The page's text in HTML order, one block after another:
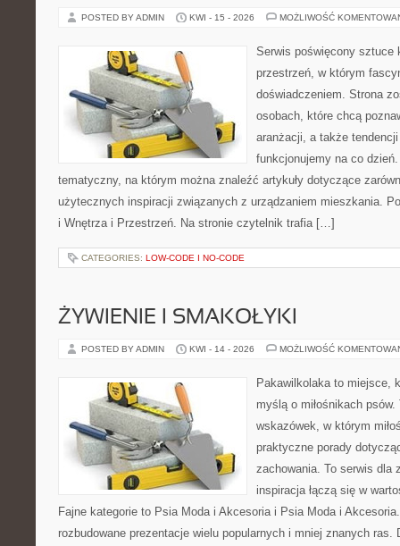
POSTED BY ADMIN KWI - 15 - 2026 MOŻLIWOŚĆ
Serwis poświęcony sztuce
przestrzeń, w którym
doświadczeniem. Strona
osobach, które chcą
aranżacji, a także
funkcjonujemy na co
tematyczny, na którym można znaleźć artykuły dotyczące
użytecznych inspiracji związanych z urządzaniem mieszkania.
i Wnętrza i Przestrzeń. Na stronie czytelnik trafia […]
CATEGORIES: LOW-CODE I NO-CODE
ŻYWIENIE I SMAKOŁYKI
POSTED BY ADMIN KWI - 14 - 2026 MOŻLIWOŚĆ
Pakawilkolaka to miejsce,
myślą o miłośnikach
wskazówek, w którym
praktyczne porady
zachowania. To serwis dla
inspiracja łączą się w
Fajne kategorie to Psia Moda i Akcesoria i Psia Moda i
rozbudowane prezentacje wielu popularnych i mniej znanych